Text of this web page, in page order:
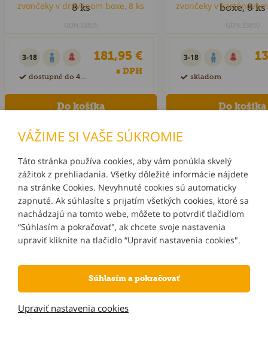
8 ks
GDN.33855
3-18
dostupné do 40 dní
181,95 €
s DPH
boxe, 8 ks
GDN.33850
3-18
skladom
INFORMÁCIE
MÔJ ÚČET
NOVINKY E-MAILOM
VÁŽIME SI VAŠE SÚKROMIE
Táto stránka používa cookies, aby vám ponúkla skvelý
zážitok z prehliadania. Všetky dôležité informácie nájdete
na stránke Cookies. Nevyhnuté cookies sú automaticky
zapnuté. Ak súhlasíte s prijatím všetkých cookies, ktoré sa
nachádzajú na tomto webe, môžete to potvrdiť tlačidlom
“Súhlasím a pokračovať", ak chcete svoje nastavenia
upraviť kliknite na tlačidlo “Upraviť nastavenia cookies".
Súhlasím a pokračovať
Upraviť nastavenia cookies